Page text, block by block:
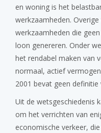
en woning is het
werkzaamheden.
werkzaamheden die
loon genereren. Onder
het rendabel maken van
normaal, actief
2001 bevat geen
Uit de wetsgeschiedenis
om het verrichten van
economische verkeer,